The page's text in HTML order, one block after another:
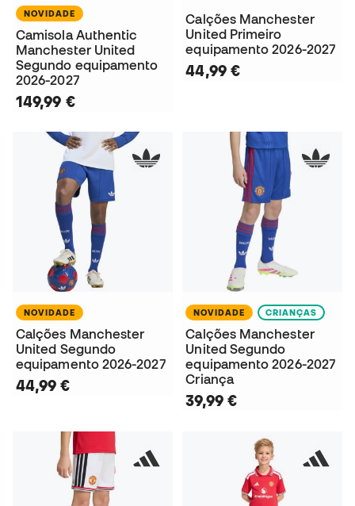
NOVIDADE
Camisola Authentic
Manchester United
Segundo equipamento
2026-2027
149,99 €
Calções Manchester
United Primeiro
equipamento 2026-2027
44,99 €
NOVIDADE
Calções Manchester
United Segundo
equipamento 2026-2027
44,99 €
NOVIDADE CRIANÇAS
Calções Manchester
United Segundo
equipamento 2026-2027
Criança
39,99 €